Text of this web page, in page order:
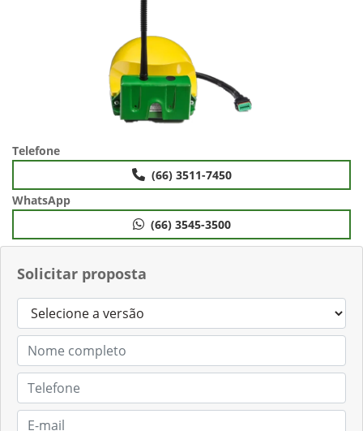
Solicitar proposta
Telefone
(66) 3511-7450
WhatsApp
(66) 3545-3500